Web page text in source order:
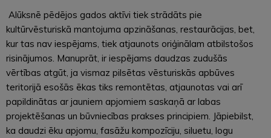
Alūksnē pēdējos gados aktīvi tiek strādāts pie
kultūrvēsturiskā mantojuma apzināšanas, restaurācijas, bet,
kur tas nav iespējams, tiek atjaunots oriģinālam atbilstošos
risinājumos. Manuprāt, ir iespējams daudzas zudušās
vērtības atgūt, ja vismaz pilsētas vēsturiskās apbūves
teritorijā esošās ēkas tiks remontētas, atjaunotas vai arī
papildinātas ar jauniem apjomiem saskaņā ar labas
projektēšanas un būvniecības prakses principiem. Jāpiebilst,
ka daudzi ēku apjomu, fasāžu kompozīciju, siluetu, logu